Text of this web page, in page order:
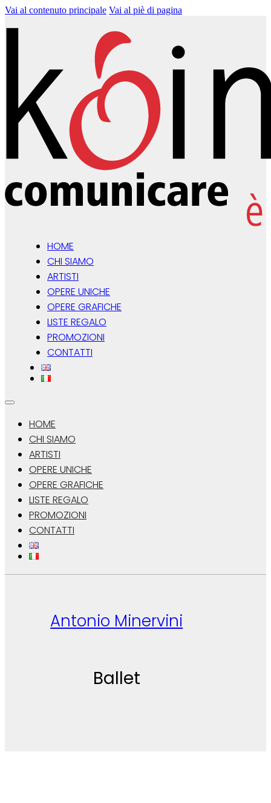
Vai al contenuto principale Vai al piè di pagina
HOME
CHI SIAMO
ARTISTI
OPERE UNICHE
OPERE GRAFICHE
LISTE REGALO
PROMOZIONI
CONTATTI
HOME
CHI SIAMO
ARTISTI
OPERE UNICHE
OPERE GRAFICHE
LISTE REGALO
PROMOZIONI
CONTATTI
Antonio Minervini
Ballet